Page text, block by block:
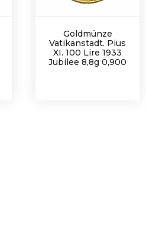
Goldmünze
Vatikanstadt. Pius
XI. 100 Lire 1933
Jubilee 8,8g 0,900